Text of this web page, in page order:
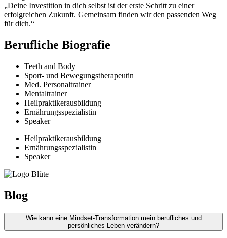
Deine Investition in dich selbst ist der erste Schritt zu einer
erfolgreichen Zukunft. Gemeinsam finden wir den passenden Weg
für dich.
Berufliche Biografie
Teeth and Body
Sport- und Bewegungstherapeutin
Med. Personaltrainer
Mentaltrainer
Heilpraktikerausbildung
Ernährungsspezialistin
Speaker
Heilpraktikerausbildung
Ernährungsspezialistin
Speaker
Blog
Wie kann eine Mindset-Transformation mein berufliches und
persönliches Leben verändern?